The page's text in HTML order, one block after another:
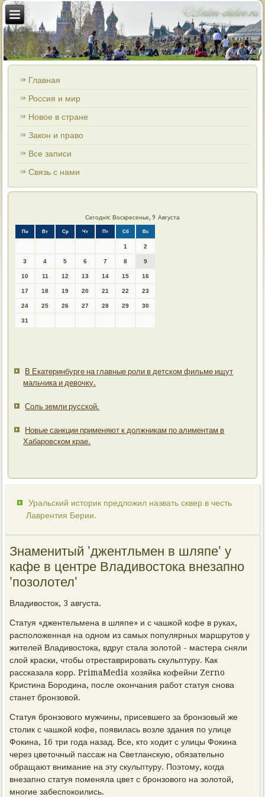
Главная
Россия и мир
Новое в стране
Закон и право
Все записи
Связь с нами
Сегодня: Воскресенье, 9 Августа
Пн Вт Ср Чт Пт Сб Вс
1 2
3 4 5 6 7 8 9
10 11 12 13 14 15 16
17 18 19 20 21 22 23
24 25 26 27 28 29 30
31
В Екатеринбурге на главные роли в детском фильме ищут
мальчика и девочку.
Соль земли русской.
Новые санкции применяют к должникам по алиментам в
Хабаровском крае.
Уральский историк предложил назвать сквер в честь
Лаврентия Берии.
Знаменитый 'джентльмен в шляпе' у
кафе в центре Владивостока внезапно
'позолотел'
Владивосток, 3 августа.
Статуя «джентельмена в шляпе» и с чашкой кофе в руках,
расположенная на одном из самых популярных маршрутов у
жителей Владивостока, вдруг стала золотой - мастера сняли
слой краски, чтобы отреставрировать скульптуру. Как
рассказала корр. PrimaMedia хозяйка кофейни Zerno
Кристина Бородина, после окончания работ статуя снова
станет бронзовой.
Статуя бронзового мужчины, присевшего за бронзовый же
столик с чашкой кофе, появилась возле здания по улице
Фокина, 16 три года назад. Все, кто ходит с улицы Фокина
через цветочный пассаж на Светланскую, обязательно
обращают внимание на эту скульптуру. Поэтому, когда
внезапно статуя поменяла цвет с бронзового на золотой,
многие забеспокоились.